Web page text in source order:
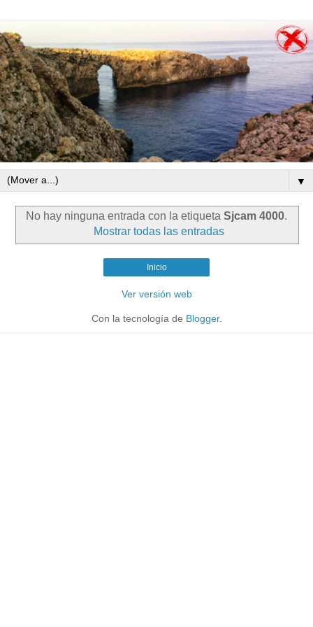
▼
No hay ninguna entrada con la etiqueta Sjcam 4000.
Mostrar todas las entradas
Inicio
Ver versión web
Con la tecnología de Blogger.